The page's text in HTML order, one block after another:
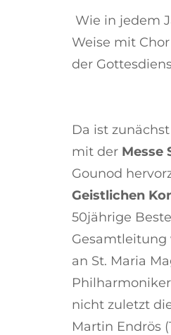
Wie in jedem
Weise mit
der
Da ist
mit der Messe
Gounod
Geistlichen
50jährige
Gesamtleitung
an St. Maria
nicht zuletzt
Martin Endrös